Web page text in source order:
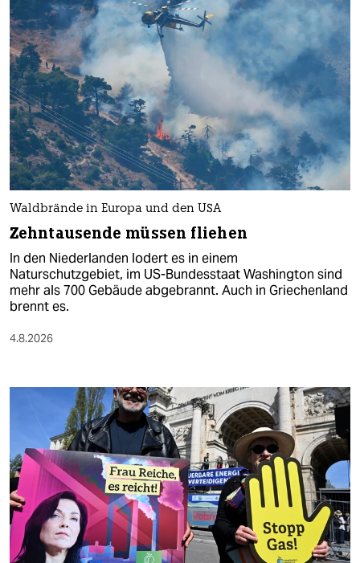
Waldbrände in Europa und den USA
Zehntausende müssen fliehen
In den Niederlanden lodert es in einem
Naturschutzgebiet, im US-Bundesstaat Washington sind
mehr als 700 Gebäude abgebrannt. Auch in Griechenland
brennt es.
4.8.2026